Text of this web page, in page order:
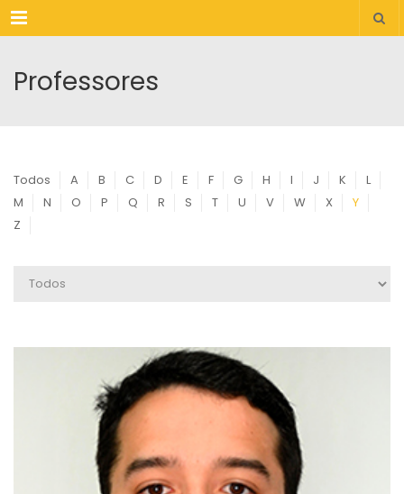
Menu
Professores
Todos A B C D E F G H I J K
L
M
N O P Q R S T U V W X
Y
Z